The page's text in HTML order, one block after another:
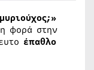
φορά στην
έπαθλο